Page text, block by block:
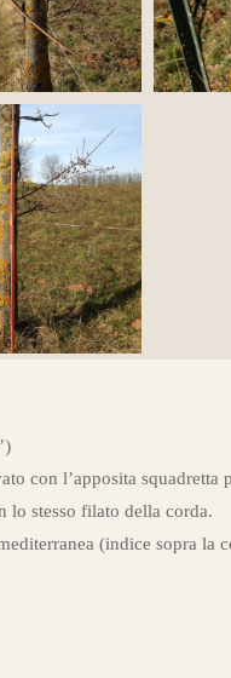
con l’apposita squadretta
lo stesso filato della corda.
(indice sopra la